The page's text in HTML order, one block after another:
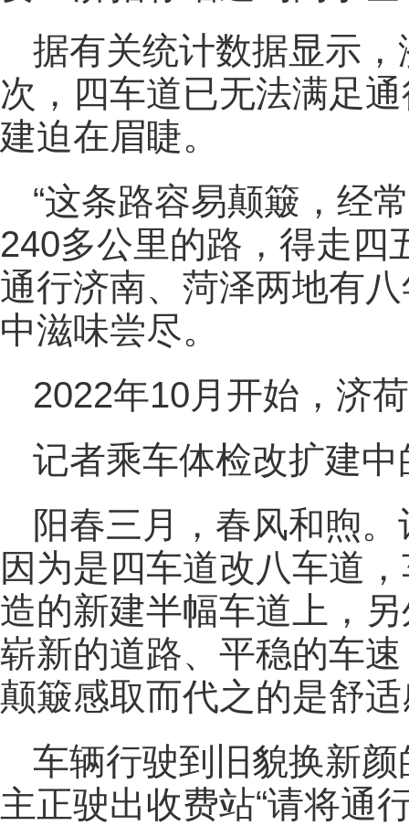
据有关统计数据显示
次，四车道已无法满足
建迫在眉睫。
“这条路容易颠簸，经
240多公里的路，得走四
通行济南、菏泽两地有
中滋味尝尽。
2022年10月开始，济
记者乘车体检改扩建
阳春三月，春风和煦
因为是四车道改八车道
造的新建半幅车道上，
崭新的道路、平稳的车
颠簸感取而代之的是舒
车辆行驶到旧貌换新
主正驶出收费站“请将通